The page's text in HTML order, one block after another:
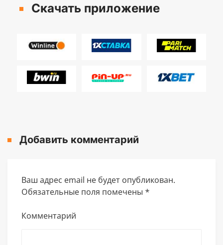
Скачать приложение
Добавить комментарий
Ваш адрес email не будет опубликован.
Обязательные поля помечены *
Комментарий